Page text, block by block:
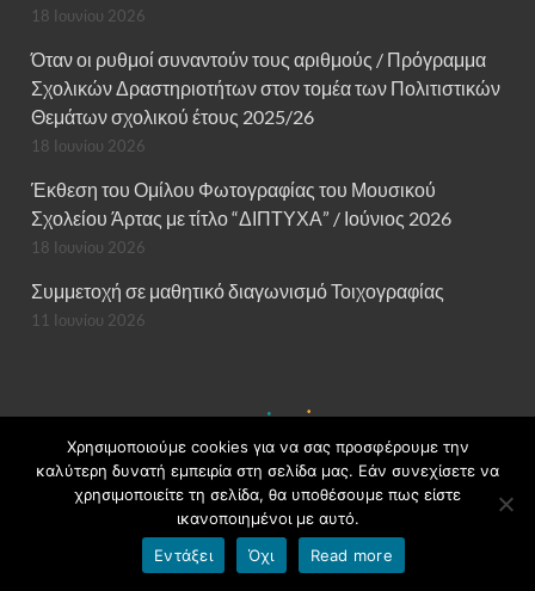
18 Ιουνίου 2026
Όταν οι ρυθμοί συναντούν τους αριθμούς / Πρόγραμμα
Σχολικών Δραστηριοτήτων στον τομέα των Πολιτιστικών
Θεμάτων σχολικού έτους 2025/26
18 Ιουνίου 2026
Έκθεση του Ομίλου Φωτογραφίας του Μουσικού
Σχολείου Άρτας με τίτλο “ΔΙΠΤΥΧΑ” / Ιούνιος 2026
18 Ιουνίου 2026
Συμμετοχή σε μαθητικό διαγωνισμό Τοιχογραφίας
11 Ιουνίου 2026
Χρησιμοποιούμε cookies για να σας προσφέρουμε την
καλύτερη δυνατή εμπειρία στη σελίδα μας. Εάν συνεχίσετε να
χρησιμοποιείτε τη σελίδα, θα υποθέσουμε πως είστε
ικανοποιημένοι με αυτό.
Εντάξει
Όχι Read more